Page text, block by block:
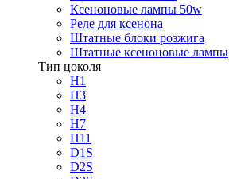
Ксеноновые лампы 50w
Реле для ксенона
Штатные блоки розжига
Штатные ксеноновые лампы
Тип цоколя
H1
H3
H4
H7
H11
D1S
D2S